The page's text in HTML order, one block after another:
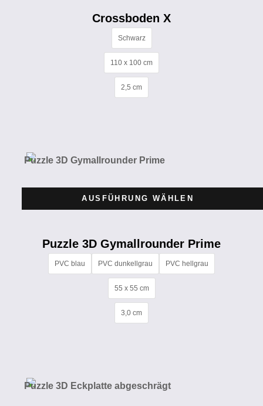
Crossboden X
Schwarz
110 x 100 cm
2,5 cm
AUSFÜHRUNG WÄHLEN
Puzzle 3D Gymallrounder Prime
PVC blau PVC dunkellgrau PVC hellgrau
55 x 55 cm
3,0 cm